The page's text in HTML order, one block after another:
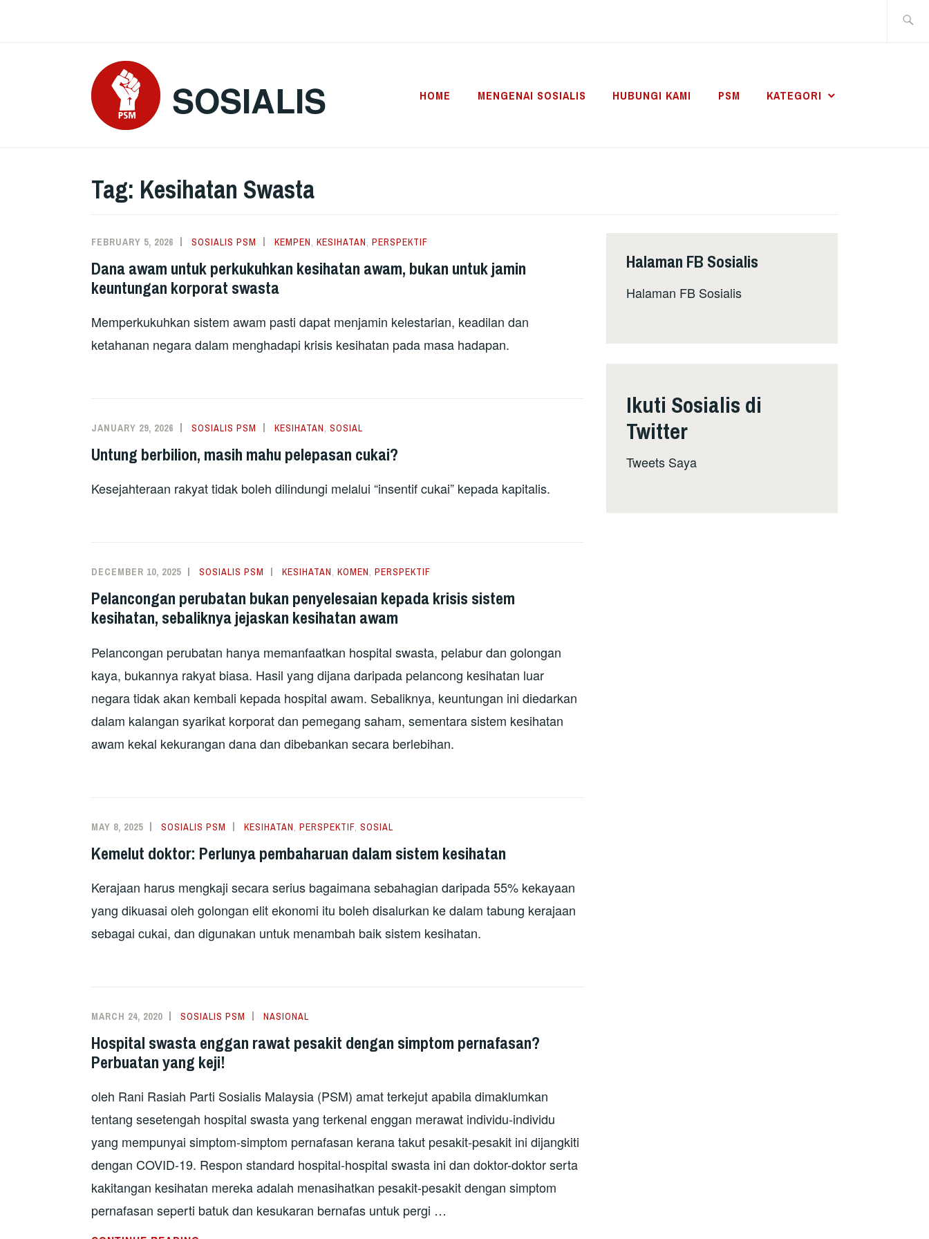
SOSIALIS HOME MENGENAI SOSIALIS HUBUNGI KAMI PSM KATEGORI
Tag: Kesihatan Swasta
FEBRUARY 5, 2026 SOSIALIS PSM KEMPEN KESIHATAN PERSPEKTIF
Dana awam untuk perkukuhkan kesihatan awam, bukan untuk jamin
keuntungan korporat swasta
Memperkukuhkan sistem awam pasti dapat menjamin kelestarian, keadilan dan
ketahanan negara dalam menghadapi krisis kesihatan pada masa hadapan.
JANUARY 29, 2026 SOSIALIS PSM KESIHATAN, SOSIAL
Untung berbilion, masih mahu pelepasan cukai?
Kesejahteraan rakyat tidak boleh dilindungi melalui “insentif cukai” kepada kapitalis.
DECEMBER 10, 2025 SOSIALIS PSM KESIHATAN, KOMEN, PERSPEKTIF
Pelancongan perubatan bukan penyelesaian kepada krisis sistem
kesihatan, sebaliknya jejaskan kesihatan awam
Pelancongan perubatan hanya memanfaatkan hospital swasta, pelabur dan golongan
kaya, bukannya rakyat biasa. Hasil yang dijana daripada pelancong kesihatan luar
negara tidak akan kembali kepada hospital awam. Sebaliknya, keuntungan ini diedarkan
dalam kalangan syarikat korporat dan pemegang saham, sementara sistem kesihatan
awam kekal kekurangan dana dan dibebankan secara berlebihan.
MAY 8, 2025 SOSIALIS PSM KESIHATAN, PERSPEKTIF, SOSIAL
Kemelut doktor: Perlunya pembaharuan dalam sistem kesihatan
Kerajaan harus mengkaji secara serius bagaimana sebahagian daripada 55% kekayaan
yang dikuasai oleh golongan elit ekonomi itu boleh disalurkan ke dalam tabung kerajaan
sebagai cukai, dan digunakan untuk menambah baik sistem kesihatan.
MARCH 24, 2020 SOSIALIS PSM NASIONAL
Hospital swasta enggan rawat pesakit dengan simptom pernafasan?
Perbuatan yang keji!
oleh Rani Rasiah Parti Sosialis Malaysia (PSM) amat terkejut apabila dimaklumkan
tentang sesetengah hospital swasta yang terkenal enggan merawat individu-individu
yang mempunyai simptom-simptom pernafasan kerana takut pesakit-pesakit ini dijangkiti
dengan COVID-19. Respon standard hospital-hospital swasta ini dan doktor-doktor serta
kakitangan kesihatan mereka adalah menasihatkan pesakit-pesakit dengan simptom
pernafasan seperti batuk dan kesukaran bernafas untuk pergi …
Halaman FB Sosialis
Halaman FB Sosialis
Ikuti Sosialis di
Twitter
Tweets Saya